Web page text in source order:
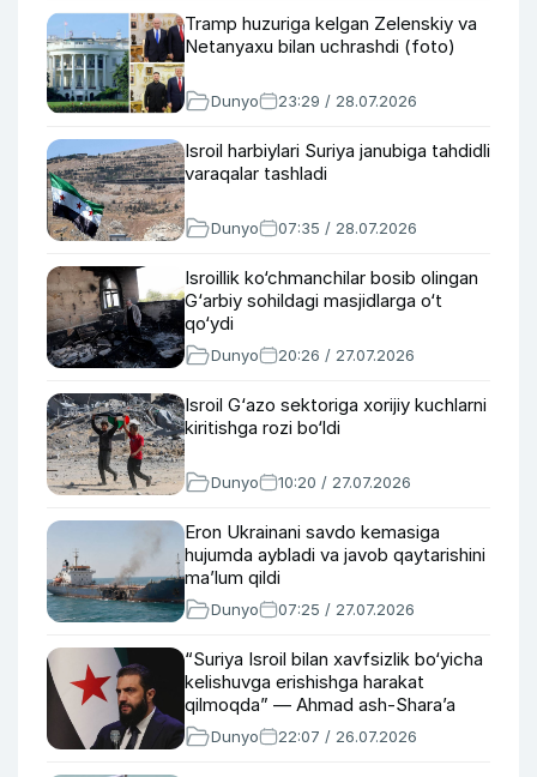
Tramp huzuriga kelgan Zelenskiy va
Netanyaxu bilan uchrashdi (foto)
Dunyo 23:29 / 28.07.2026
Isroil harbiylari Suriya janubiga tahdidli
varaqalar tashladi
Dunyo 07:35 / 28.07.2026
Isroillik ko‘chmanchilar bosib olingan
G‘arbiy sohildagi masjidlarga o‘t
qo‘ydi
Dunyo 20:26 / 27.07.2026
Isroil G‘azo sektoriga xorijiy kuchlarni
kiritishga rozi bo‘ldi
Dunyo 10:20 / 27.07.2026
Eron Ukrainani savdo kemasiga
hujumda aybladi va javob qaytarishini
ma’lum qildi
Dunyo 07:25 / 27.07.2026
“Suriya Isroil bilan xavfsizlik bo‘yicha
kelishuvga erishishga harakat
qilmoqda” — Ahmad ash-Shara’a
Dunyo 22:07 / 26.07.2026